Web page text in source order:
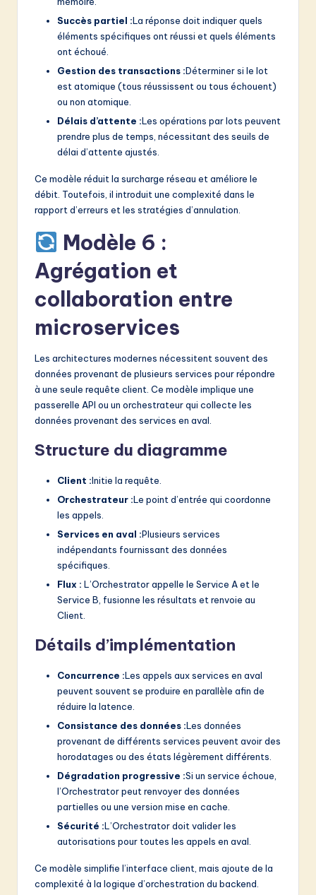
Succès partiel :La réponse doit indiquer quels
éléments spécifiques ont réussi et quels éléments
ont échoué.
Gestion des transactions :Déterminer si le lot
est atomique (tous réussissent ou tous échouent)
ou non atomique.
Délais d’attente :Les opérations par lots peuvent
prendre plus de temps, nécessitant des seuils de
délai d’attente ajustés.
Ce modèle réduit la surcharge réseau et améliore le
débit. Toutefois, il introduit une complexité dans le
rapport d’erreurs et les stratégies d’annulation.
Modèle 6 :
Agrégation et
collaboration entre
microservices
Les architectures modernes nécessitent souvent des
données provenant de plusieurs services pour répondre
à une seule requête client. Ce modèle implique une
passerelle API ou un orchestrateur qui collecte les
données provenant des services en aval.
Structure du diagramme
Client :Initie la requête.
Orchestrateur :Le point d’entrée qui coordonne
les appels.
Services en aval :Plusieurs services
indépendants fournissant des données
spécifiques.
Flux : L’Orchestrator appelle le Service A et le
Service B, fusionne les résultats et renvoie au
Client.
Détails d’implémentation
Concurrence :Les appels aux services en aval
peuvent souvent se produire en parallèle afin de
réduire la latence.
Consistance des données :Les données
provenant de différents services peuvent avoir des
horodatages ou des états légèrement différents.
Dégradation progressive :Si un service échoue,
l’Orchestrator peut renvoyer des données
partielles ou une version mise en cache.
Sécurité :L’Orchestrator doit valider les
autorisations pour toutes les appels en aval.
Ce modèle simplifie l’interface client, mais ajoute de la
complexité à la logique d’orchestration du backend.